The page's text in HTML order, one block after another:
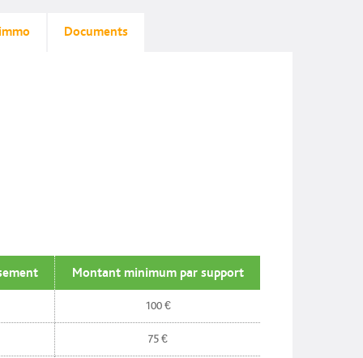
Documents
Montant minimum par support
100 €
75 €